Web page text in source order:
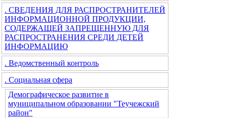
. СВЕДЕНИЯ ДЛЯ РАСПРОСТРАНИТЕЛЕЙ
ИНФОРМАЦИОННОЙ ПРОДУКЦИИ,
СОДЕРЖАЩЕЙ ЗАПРЕЩЕННУЮ ДЛЯ
РАСПРОСТРАНЕНИЯ СРЕДИ ДЕТЕЙ
ИНФОРМАЦИЮ
. Ведомственный контроль
. Социальная сфера
Демографическое развитие в
муниципальном образовании "Теучежский
район"